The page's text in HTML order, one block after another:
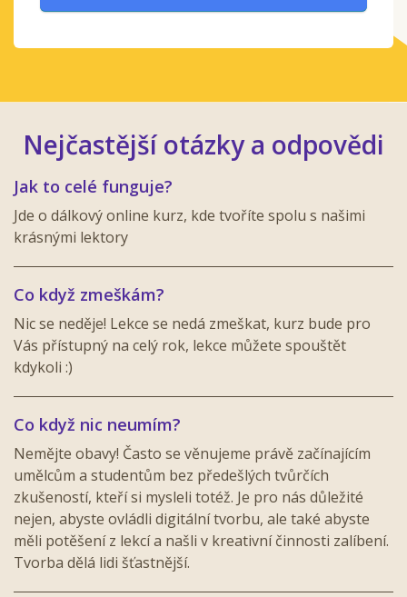
Nejčastější otázky a odpovědi
Jak to celé funguje?
Jde o dálkový online kurz, kde tvoříte spolu s našimi
krásnými lektory
Co když zmeškám?
Nic se neděje! Lekce se nedá zmeškat, kurz bude pro
Vás přístupný na celý rok, lekce můžete spouštět
kdykoli :)
Co když nic neumím?
Nemějte obavy! Často se věnujeme právě začínajícím
umělcům a studentům bez předešlých tvůrčích
zkušeností, kteří si mysleli totéž. Je pro nás důležité
nejen, abyste ovládli digitální tvorbu, ale také abyste
měli potěšení z lekcí a našli v kreativní činnosti zalíbení.
Tvorba dělá lidi šťastnější.